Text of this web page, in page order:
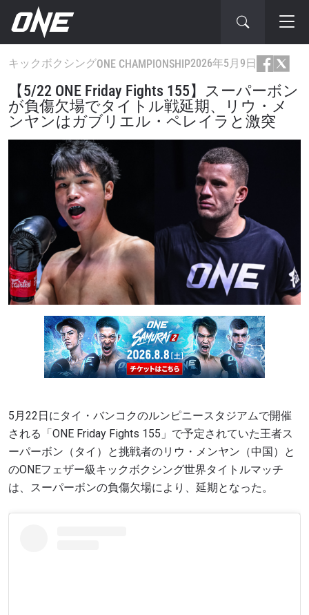
キックボクシングONE CHAMPIONSHIP2026年5月9日
【5/22 ONE Friday Fights 155】スーパーボン
が負傷欠場でタイトル戦延期、リウ・メ
ンヤンはガブリエル・ペレイラと激突
5月22日にタイ・バンコクのルンピニースタジアムで開催
される「ONE Friday Fights 155」で予定されていた王者ス
ーパーボン（タイ）と挑戦者のリウ・メンヤン（中国）と
のONEフェザー級キックボクシング世界タイトルマッチ
は、スーパーボンの負傷欠場により、延期となった。